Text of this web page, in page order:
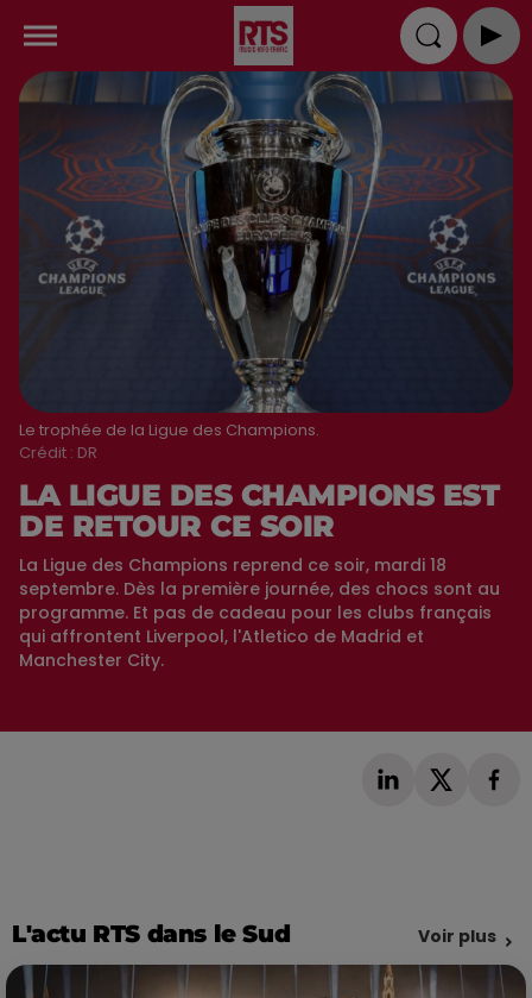
Le trophée de la Ligue des Champions.
Crédit : DR
LA LIGUE DES CHAMPIONS EST
DE RETOUR CE SOIR
La Ligue des Champions reprend ce soir, mardi 18
septembre. Dès la première journée, des chocs sont au
programme. Et pas de cadeau pour les clubs français
qui affrontent Liverpool, l'Atletico de Madrid et
Manchester City.
L'actu RTS dans le Sud Voir plus